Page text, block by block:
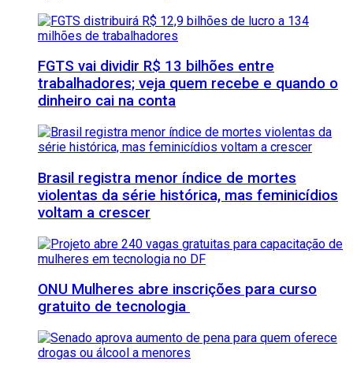
FGTS vai dividir R$ 13 bilhões entre
trabalhadores; veja quem recebe e quando o
dinheiro cai na conta
Brasil registra menor índice de mortes
violentas da série histórica, mas feminicídios
voltam a crescer
ONU Mulheres abre inscrições para curso
gratuito de tecnologia